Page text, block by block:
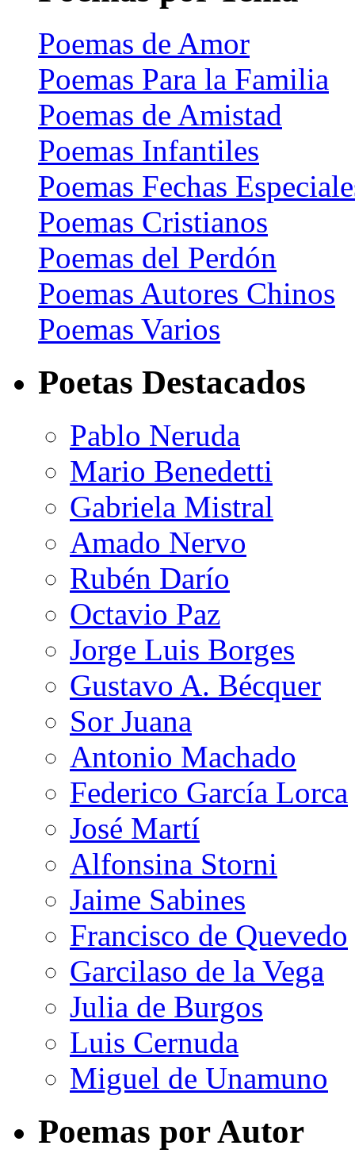
Poemas de Amor
Poemas Para la Familia
Poemas de Amistad
Poemas Infantiles
Poemas Fechas
Poemas Cristianos
Poemas del Perdón
Poemas Autores Chinos
Poemas Varios
Poetas Destacados
Pablo Neruda
Mario Benedetti
Gabriela Mistral
Amado Nervo
Rubén Darío
Octavio Paz
Jorge Luis Borges
Gustavo A. Bécquer
Sor Juana
Antonio Machado
Federico García Lorca
José Martí
Alfonsina Storni
Jaime Sabines
Francisco de Quevedo
Garcilaso de la Vega
Julia de Burgos
Luis Cernuda
Miguel de Unamuno
Poemas por Autor